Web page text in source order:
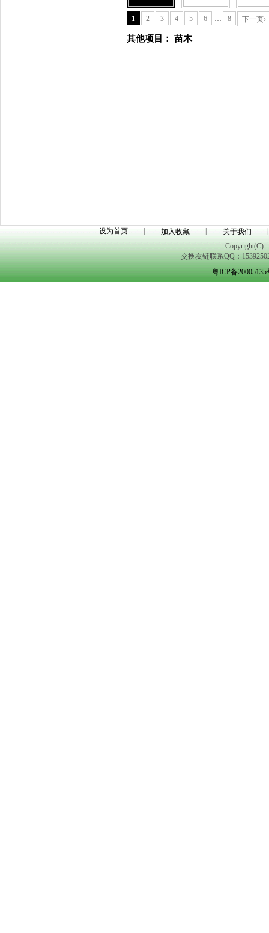
1 2 3 4 5 6 … 8 下一页›
其他项目： 苗木
设为首页 加入收藏 关于我们
Copyright(C)
交换友链联系QQ：
粤ICP备20005135